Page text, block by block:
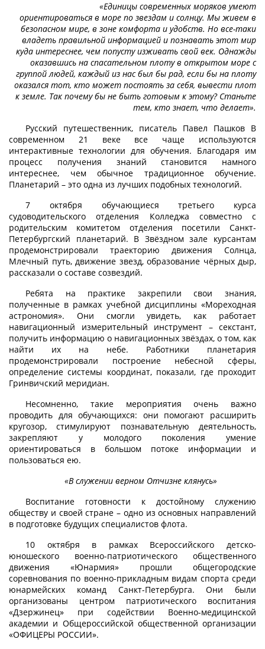
«Единицы современных моряков умеют
ориентироваться в море по звездам и солнцу. Мы живем в
безопасном мире, в зоне комфорта и удобств. Но все-таки
владеть правильной информацией и познавать этот мир
куда интереснее, чем попусту изживать свой век. Однажды
оказавшись на спасательном плоту в открытом море с
группой людей, каждый из нас был бы рад, если бы на плоту
оказался тот, кто может постоять за себя, вывести плот
к земле. Так почему бы не быть готовым к этому? Станьте
тем, кто знает, что делает».
Русский путешественник, писатель Павел Пашков В
современном 21 веке все чаще используются
интерактивные технологии для обучения. Благодаря им
процесс получения знаний становится намного
интереснее, чем обычное традиционное обучение.
Планетарий – это одна из лучших подобных технологий.
7 октября обучающиеся третьего курса
судоводительского отделения Колледжа совместно с
родительским комитетом отделения посетили Санкт-
Петербургский планетарий. В Звёздном зале курсантам
продемонстрировали траекторию движения Солнца,
Млечный путь, движение звезд, образование чёрных дыр,
рассказали о составе созвездий.
Ребята на практике закрепили свои знания,
полученные в рамках учебной дисциплины «Мореходная
астрономия». Они смогли увидеть, как работает
навигационный измерительный инструмент – секстант,
получить информацию о навигационных звёздах, о том, как
найти их на небе. Работники планетария
продемонстрировали построение небесной сферы,
определение системы координат, показали, где проходит
Гринвичский меридиан.
Несомненно, такие мероприятия очень важно
проводить для обучающихся: они помогают расширить
кругозор, стимулируют познавательную деятельность,
закрепляют у молодого поколения умение
ориентироваться в большом потоке информации и
пользоваться ею.
«В служении верном Отчизне клянусь»
Воспитание готовности к достойному служению
обществу и своей стране – одно из основных направлений
в подготовке будущих специалистов флота.
10 октября в рамках Всероссийского детско-
юношеского военно-патриотического общественного
движения «Юнармия» прошли общегородские
соревнования по военно-прикладным видам спорта среди
юнармейских команд Санкт-Петербурга. Они были
организованы центром патриотического воспитания
«Дзержинец» при содействии Военно-медицинской
академии и Общероссийской общественной организации
«ОФИЦЕРЫ РОССИИ».